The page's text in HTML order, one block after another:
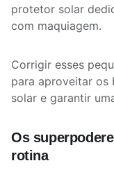
protetor solar
com maquiagem.
Corrigir esses
para aproveitar
solar e garantir
Os
rotina